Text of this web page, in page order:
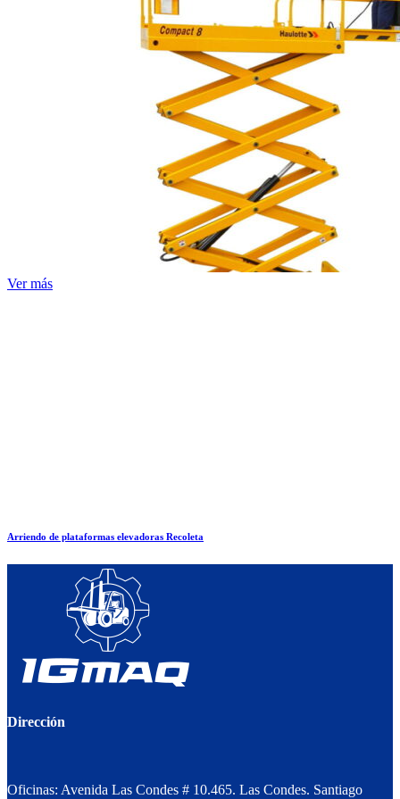
Ver más
Arriendo de plataformas elevadoras Recoleta
Dirección
Oficinas: Avenida Las Condes # 10.465. Las Condes. Santiago